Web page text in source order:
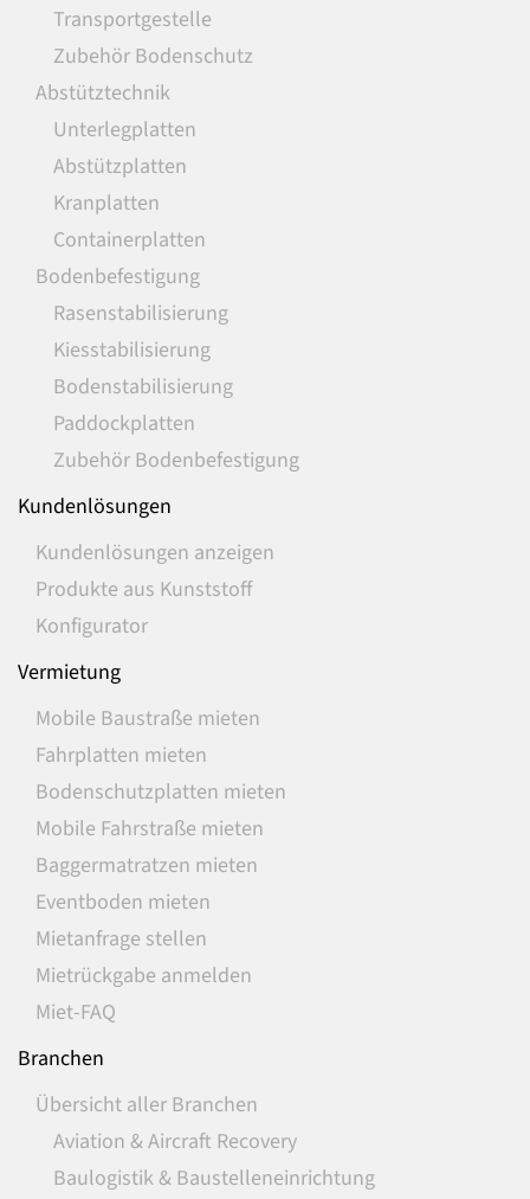
Transportgestelle
Zubehör Bodenschutz
Abstütztechnik
Unterlegplatten
Abstützplatten
Kranplatten
Containerplatten
Bodenbefestigung
Rasenstabilisierung
Kiesstabilisierung
Bodenstabilisierung
Paddockplatten
Zubehör Bodenbefestigung
Kundenlösungen
Kundenlösungen anzeigen
Produkte aus Kunststoff
Konfigurator
Vermietung
Mobile Baustraße mieten
Fahrplatten mieten
Bodenschutzplatten mieten
Mobile Fahrstraße mieten
Baggermatratzen mieten
Eventboden mieten
Mietanfrage stellen
Mietrückgabe anmelden
Miet-FAQ
Branchen
Übersicht aller Branchen
Aviation & Aircraft Recovery
Baulogistik & Baustelleneinrichtung